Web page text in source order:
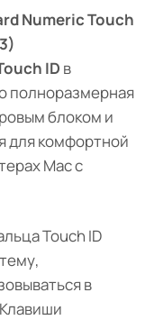
Numeric Touch
ID в
полноразмерная
блоком и
для комфортной
Mac с
Touch ID
в